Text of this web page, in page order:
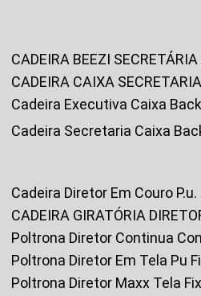
CADEIRA BEEZI
CADEIRA CAIXA
Cadeira Executiva Caixa
Cadeira Secretaria Caixa
Cadeira Diretor Em Couro P.u.
CADEIRA GIRATÓRIA
Poltrona Diretor Continua
Poltrona Diretor Em Tela Pu
Poltrona Diretor Maxx Tela